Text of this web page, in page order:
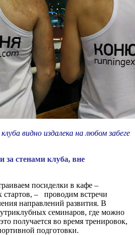
видно издалека на любом забеге
стенами клуба, вне
посиделки в кафе –
стартов, – проводим встречи
направлений развития. В
семинаров, где можно
получается во время тренировок,
подготовки.